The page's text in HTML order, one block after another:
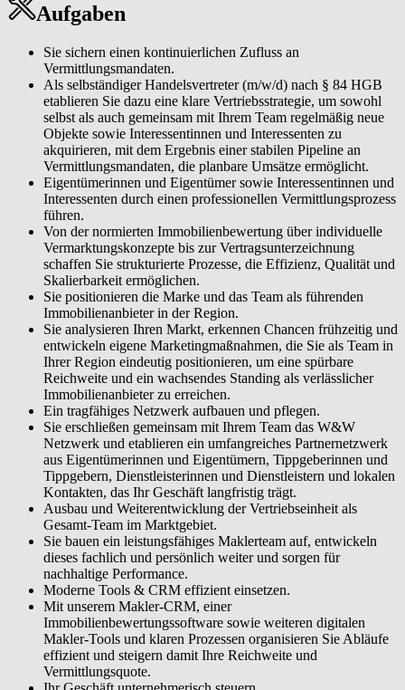
Aufgaben
Sie sichern einen kontinuierlichen Zufluss an
Vermittlungsmandaten.
Als selbständiger Handelsvertreter (m/w/d) nach § 84 HGB
etablieren Sie dazu eine klare Vertriebsstrategie, um sowohl
selbst als auch gemeinsam mit Ihrem Team regelmäßig neue
Objekte sowie Interessentinnen und Interessenten zu
akquirieren, mit dem Ergebnis einer stabilen Pipeline an
Vermittlungsmandaten, die planbare Umsätze ermöglicht.
Eigentümerinnen und Eigentümer sowie Interessentinnen und
Interessenten durch einen professionellen Vermittlungsprozess
führen.
Von der normierten Immobilienbewertung über individuelle
Vermarktungskonzepte bis zur Vertragsunterzeichnung
schaffen Sie strukturierte Prozesse, die Effizienz, Qualität und
Skalierbarkeit ermöglichen.
Sie positionieren die Marke und das Team als führenden
Immobilienanbieter in der Region.
Sie analysieren Ihren Markt, erkennen Chancen frühzeitig und
entwickeln eigene Marketingmaßnahmen, die Sie als Team in
Ihrer Region eindeutig positionieren, um eine spürbare
Reichweite und ein wachsendes Standing als verlässlicher
Immobilienanbieter zu erreichen.
Ein tragfähiges Netzwerk aufbauen und pflegen.
Sie erschließen gemeinsam mit Ihrem Team das W&W
Netzwerk und etablieren ein umfangreiches Partnernetzwerk
aus Eigentümerinnen und Eigentümern, Tippgeberinnen und
Tippgebern, Dienstleisterinnen und Dienstleistern und lokalen
Kontakten, das Ihr Geschäft langfristig trägt.
Ausbau und Weiterentwicklung der Vertriebseinheit als
Gesamt-Team im Marktgebiet.
Sie bauen ein leistungsfähiges Maklerteam auf, entwickeln
dieses fachlich und persönlich weiter und sorgen für
nachhaltige Performance.
Moderne Tools & CRM effizient einsetzen.
Mit unserem Makler-CRM, einer
Immobilienbewertungssoftware sowie weiteren digitalen
Makler-Tools und klaren Prozessen organisieren Sie Abläufe
effizient und steigern damit Ihre Reichweite und
Vermittlungsquote.